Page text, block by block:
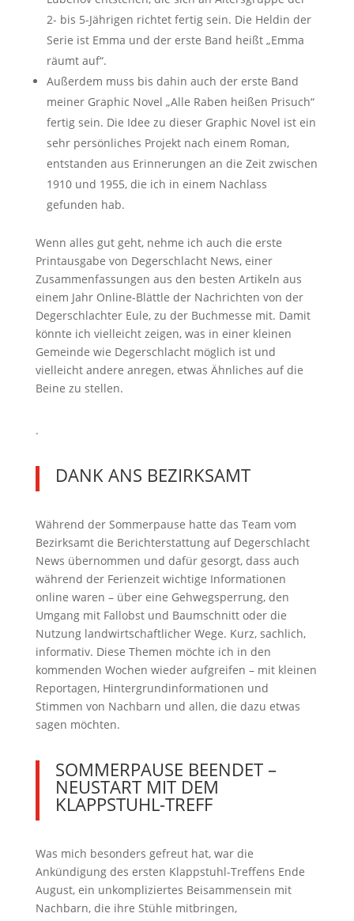
2- bis 5-Jährigen richtet fertig sein. Die Heldin der
Serie ist Emma und der erste Band heißt „Emma
räumt auf“.
Außerdem muss bis dahin auch der erste Band
meiner Graphic Novel „Alle Raben heißen Prisuch“
fertig sein. Die Idee zu dieser Graphic Novel ist ein
sehr persönliches Projekt nach einem Roman,
entstanden aus Erinnerungen an die Zeit zwischen
1910 und 1955, die ich in einem Nachlass
gefunden hab.
Wenn alles gut geht, nehme ich auch die erste
Printausgabe von Degerschlacht News, einer
Zusammenfassungen aus den besten Artikeln aus
einem Jahr Online-Blättle der Nachrichten von der
Degerschlachter Eule, zu der Buchmesse mit. Damit
könnte ich vielleicht zeigen, was in einer kleinen
Gemeinde wie Degerschlacht möglich ist und
vielleicht andere anregen, etwas Ähnliches auf die
Beine zu stellen.
.
DANK ANS BEZIRKSAMT
Während der Sommerpause hatte das Team vom
Bezirksamt die Berichterstattung auf Degerschlacht
News übernommen und dafür gesorgt, dass auch
während der Ferienzeit wichtige Informationen
online waren – über eine Gehwegsperrung, den
Umgang mit Fallobst und Baumschnitt oder die
Nutzung landwirtschaftlicher Wege. Kurz, sachlich,
informativ. Diese Themen möchte ich in den
kommenden Wochen wieder aufgreifen – mit kleinen
Reportagen, Hintergrundinformationen und
Stimmen von Nachbarn und allen, die dazu etwas
sagen möchten.
SOMMERPAUSE BEENDET –
NEUSTART MIT DEM
KLAPPSTUHL-TREFF
Was mich besonders gefreut hat, war die
Ankündigung des ersten Klappstuhl-Treffens Ende
August, ein unkompliziertes Beisammensein mit
Nachbarn, die ihre Stühle mitbringen,